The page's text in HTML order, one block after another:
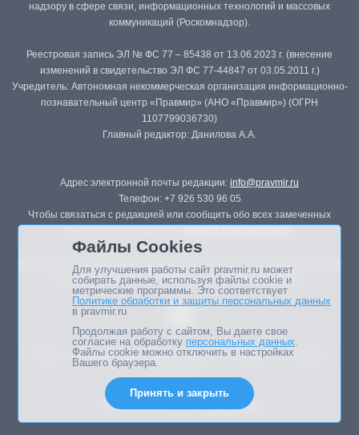
надзору в сфере связи, информационных технологий и массовых
коммуникаций (Роскомнадзор).
Реестровая запись ЭЛ № ФС 77 – 85438 от 13.06.2023 г. (внесение
изменений в свидетельство ЭЛ ФС 77-44847 от 03.05.2011 г.)
Учредитель: Автономная некоммерческая организация информационно-
познавательный центр «Правмир» (АНО «Правмир») (ОГРН
1107799036730)
Главный редактор: Данилова А.А.
Адрес электронной почты редакции: info@pravmir.ru
Телефон: +7 926 530 96 05
Чтобы связаться с редакцией или сообщить обо всех замеченных
Републикация материалов сайта в печатных изданиях (книгах, прессе)
возможна только с письменного разрешения редакции.
Мнение авторов статей портала может не совпадать с позицией
Дизайн сайта -
Файлы Cookies
Для улучшения работы сайт pravmir.ru может
собирать данные, используя файлы cookie и
метрические программы. Это соответствует
Политике обработки и защиты персональных данных
в pravmir.ru
Продолжая работу с сайтом, Вы даете свое
согласие на обработку персональных данных.
Файлы cookie можно отключить в настройках
Вашего браузера.
Принять и закрыть